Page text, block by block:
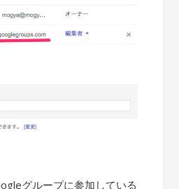
グループに参加している